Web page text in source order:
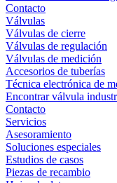
Contacto
Válvulas
Válvulas de cierre
Válvulas de regulación
Válvulas de medición
Accesorios de tuberías
Técnica electrónica de
Encontrar válvula
Contacto
Servicios
Asesoramiento
Soluciones especiales
Estudios de casos
Piezas de recambio